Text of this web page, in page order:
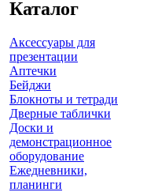
Каталог
Аксессуары для
презентации
Аптечки
Бейджи
Блокноты и тетради
Дверные таблички
Доски и
демонстрационное
оборудование
Ежедневники,
планинги